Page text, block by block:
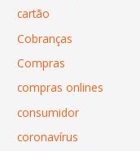
cartão
Cobranças
Compras
compras onlines
consumidor
coronavírus